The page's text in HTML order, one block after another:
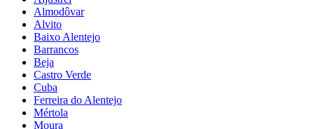
Almodôvar
Alvito
Baixo Alentejo
Barrancos
Beja
Castro Verde
Cuba
Ferreira do Alentejo
Mértola
Moura